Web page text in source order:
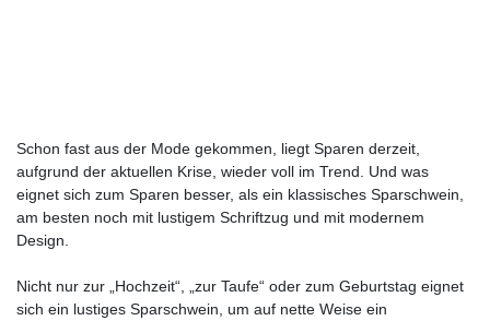
Schon fast aus der Mode gekommen, liegt Sparen derzeit,
aufgrund der aktuellen Krise, wieder voll im Trend. Und was
eignet sich zum Sparen besser, als ein klassisches Sparschwein,
am besten noch mit lustigem Schriftzug und mit modernem
Design.
Nicht nur zur „Hochzeit“, „zur Taufe“ oder zum Geburtstag eignet
sich ein lustiges Sparschwein, um auf nette Weise ein